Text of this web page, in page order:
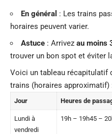
En général : Les trains
horaires peuvent varier.
Astuce : Arrivez au moins
trouver un bon spot et éviter
Voici un tableau récapitulatif
trains (horaires approximatif)
Jour Heures de
Lundi à
vendredi
19h – 19h45 –